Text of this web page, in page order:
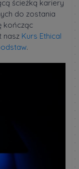
ścieżką kariery
do zostania
kończąc
nasz Kurs Ethical
.